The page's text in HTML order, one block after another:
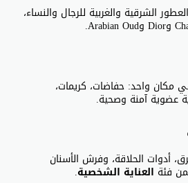
الشرقية والغربية للرجال والنساء،
مكان واحد: حفاضات، كريمات،
عضوية آمنة وصحية.
أدوات الحلاقة، وفرش الأسنان
فئة العناية الشخصية.